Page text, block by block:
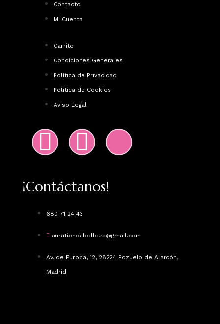
¡Contáctanos!
680 71 24 43
auratiendabelleza@gmail.com
Av. de Europa, 12, 28224 Pozuelo de Alarcón,
Madrid
Contacto
Mi Cuenta
Carrito
Condiciones Generales
Política de Privacidad
Política de Cookies
Aviso Legal